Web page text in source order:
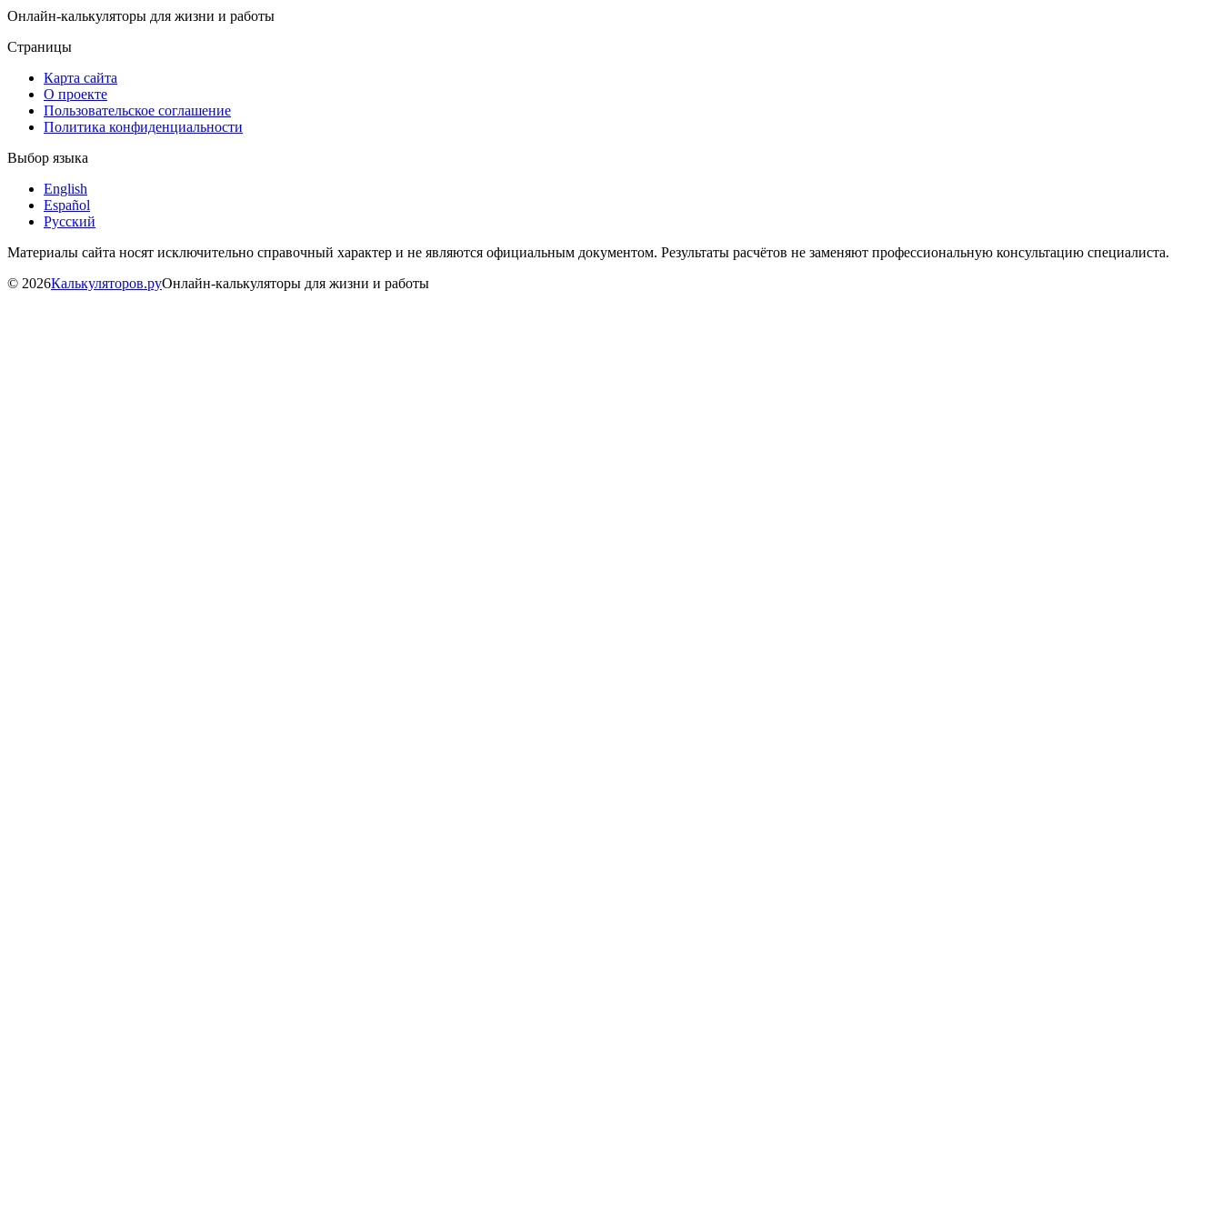
Онлайн-калькуляторы для жизни и работы
Страницы
Карта сайта
О проекте
Пользовательское соглашение
Политика конфиденциальности
Выбор языка
English
Español
Русский
Материалы сайта носят исключительно справочный характер и не являются официальным документом. Результаты расчётов не заменяют профессиональную консультацию специалиста.
© 2026Калькуляторов.руОнлайн-калькуляторы для жизни и работы